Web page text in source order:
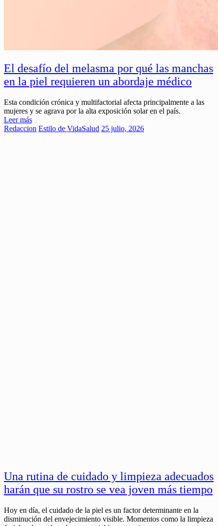
El desafío del melasma por qué las manchas
en la piel requieren un abordaje médico
Esta condición crónica y multifactorial afecta principalmente a las
mujeres y se agrava por la alta exposición solar en el país.
Leer más
Redaccion Estilo de VidaSalud 25 julio, 2026
Una rutina de cuidado y limpieza adecuados
harán que su rostro se vea joven más tiempo
Hoy en día, el cuidado de la piel es un factor determinante en la
disminución del envejecimiento visible. Momentos como la limpieza